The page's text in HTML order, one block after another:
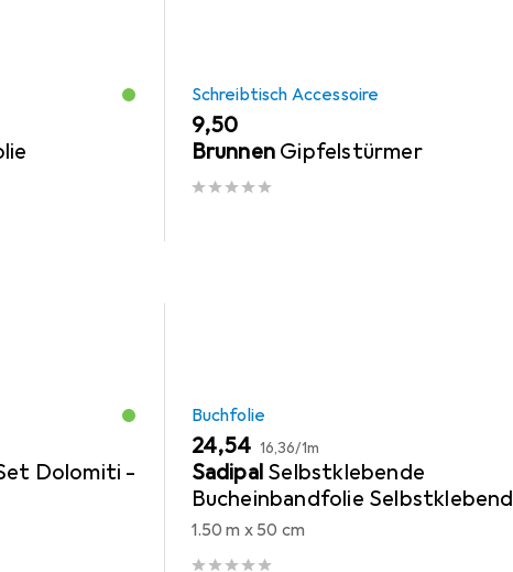
Schreibtisch Accessoire
EUR
9,50
Brunnen Gipfelstürmer
Dolomiti -
Buchfolie
EUR
24,54 EUR
16,36/1m
Sadipal Selbstklebende
Bucheinbandfolie Selbstklebend
0,5 x 1,5 m Durchsichtig 25 Stück
1.50 m x 50 cm